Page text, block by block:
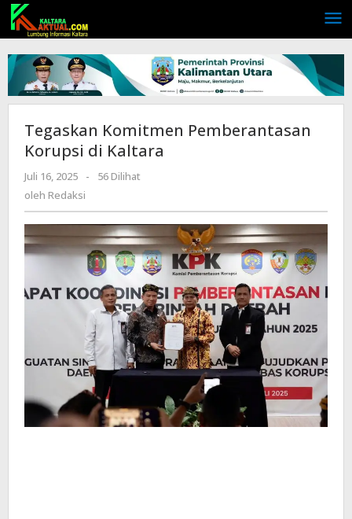
Lewati
konten
Tegaskan Komitmen Pemberantasan
Korupsi di Kaltara
Juli 16, 2025
oleh
-
56 Dilihat
oleh Redaksi